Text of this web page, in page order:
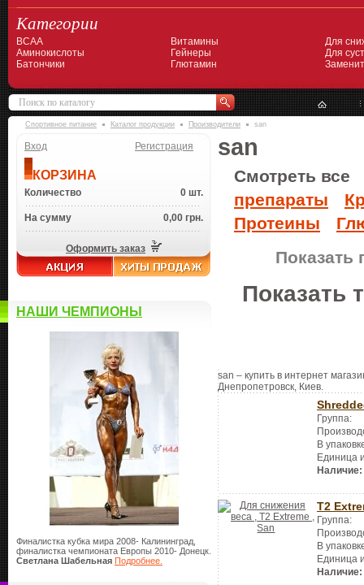
Категории
BCAA
Аминокислоты
Батончики
Витамины
Гейнеры
Глютамин
Для
Для
Спортивное питание Каталог продукции Производители san
Вход Регистрация
КОРЗИНА
Количество 0 шт.
На сумму 0,00 грн.
Оформить заказ
НАШИ ЧЕМПИОНЫ
Финалистка кубка мира 2008- Калининград,
финалистка чемпионата Европы 2010- Донецк.
Светлана Шабельная Подробнее.
san
Смотреть все
препараты
Протеины
Показать
Показать
san – купить в интернет
Днепропетровск, Киев.
Группа:
В
Единица
Наличие:
T2
Группа:
В
Единица
Наличие: